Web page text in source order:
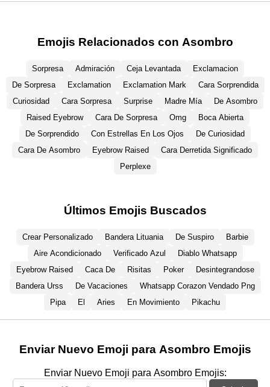
Emojis Relacionados con Asombro
Sorpresa Admiración Ceja Levantada
Exclamacion
De Sorpresa
Exclamation Exclamation Mark
Cara Sorprendida
Curiosidad
Cara Sorpresa Surprise Madre Mía
De Asombro
Raised Eyebrow
Cara De Sorpresa Omg
Boca Abierta
De Sorprendido
Con Estrellas En Los Ojos
De Curiosidad
Cara De Asombro
Eyebrow Raised
Cara Derretida Significado
Perplexe
Últimos Emojis Buscados
Crear Personalizado Bandera Lituania De Suspiro
Barbie
Aire Acondicionado
Verificado Azul
Diablo Whatsapp
Eyebrow Raised
Caca De Risitas Poker
Desintegrandose
Bandera Urss
De Vacaciones
Whatsapp Corazon Vendado Png
Pipa
El Aries En Movimiento Pikachu
Enviar Nuevo Emoji para Asombro Emojis
Enviar Nuevo Emoji para Asombro Emojis: